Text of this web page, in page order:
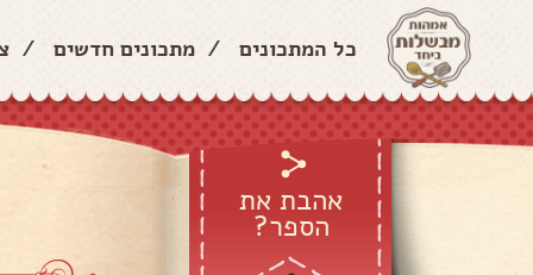
כל המתכונים / מתכונים חדשים /
אהבת את
הספר?